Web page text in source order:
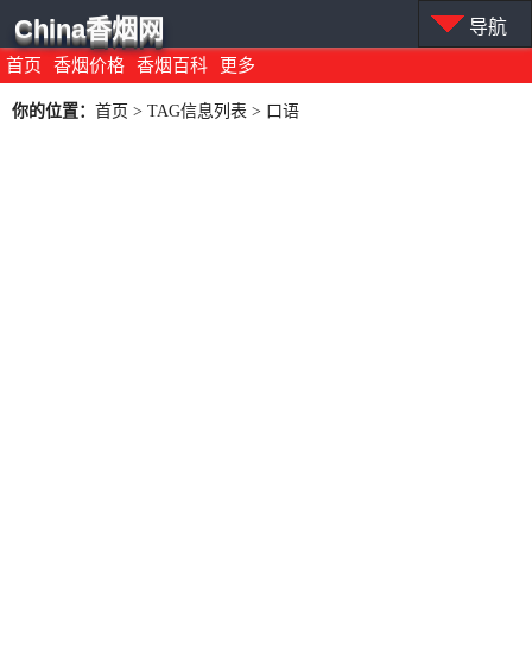
首页 香烟价格 香烟百科 更多
China香烟网 导航
你的位置： 首页 > TAG信息列表 > 口语